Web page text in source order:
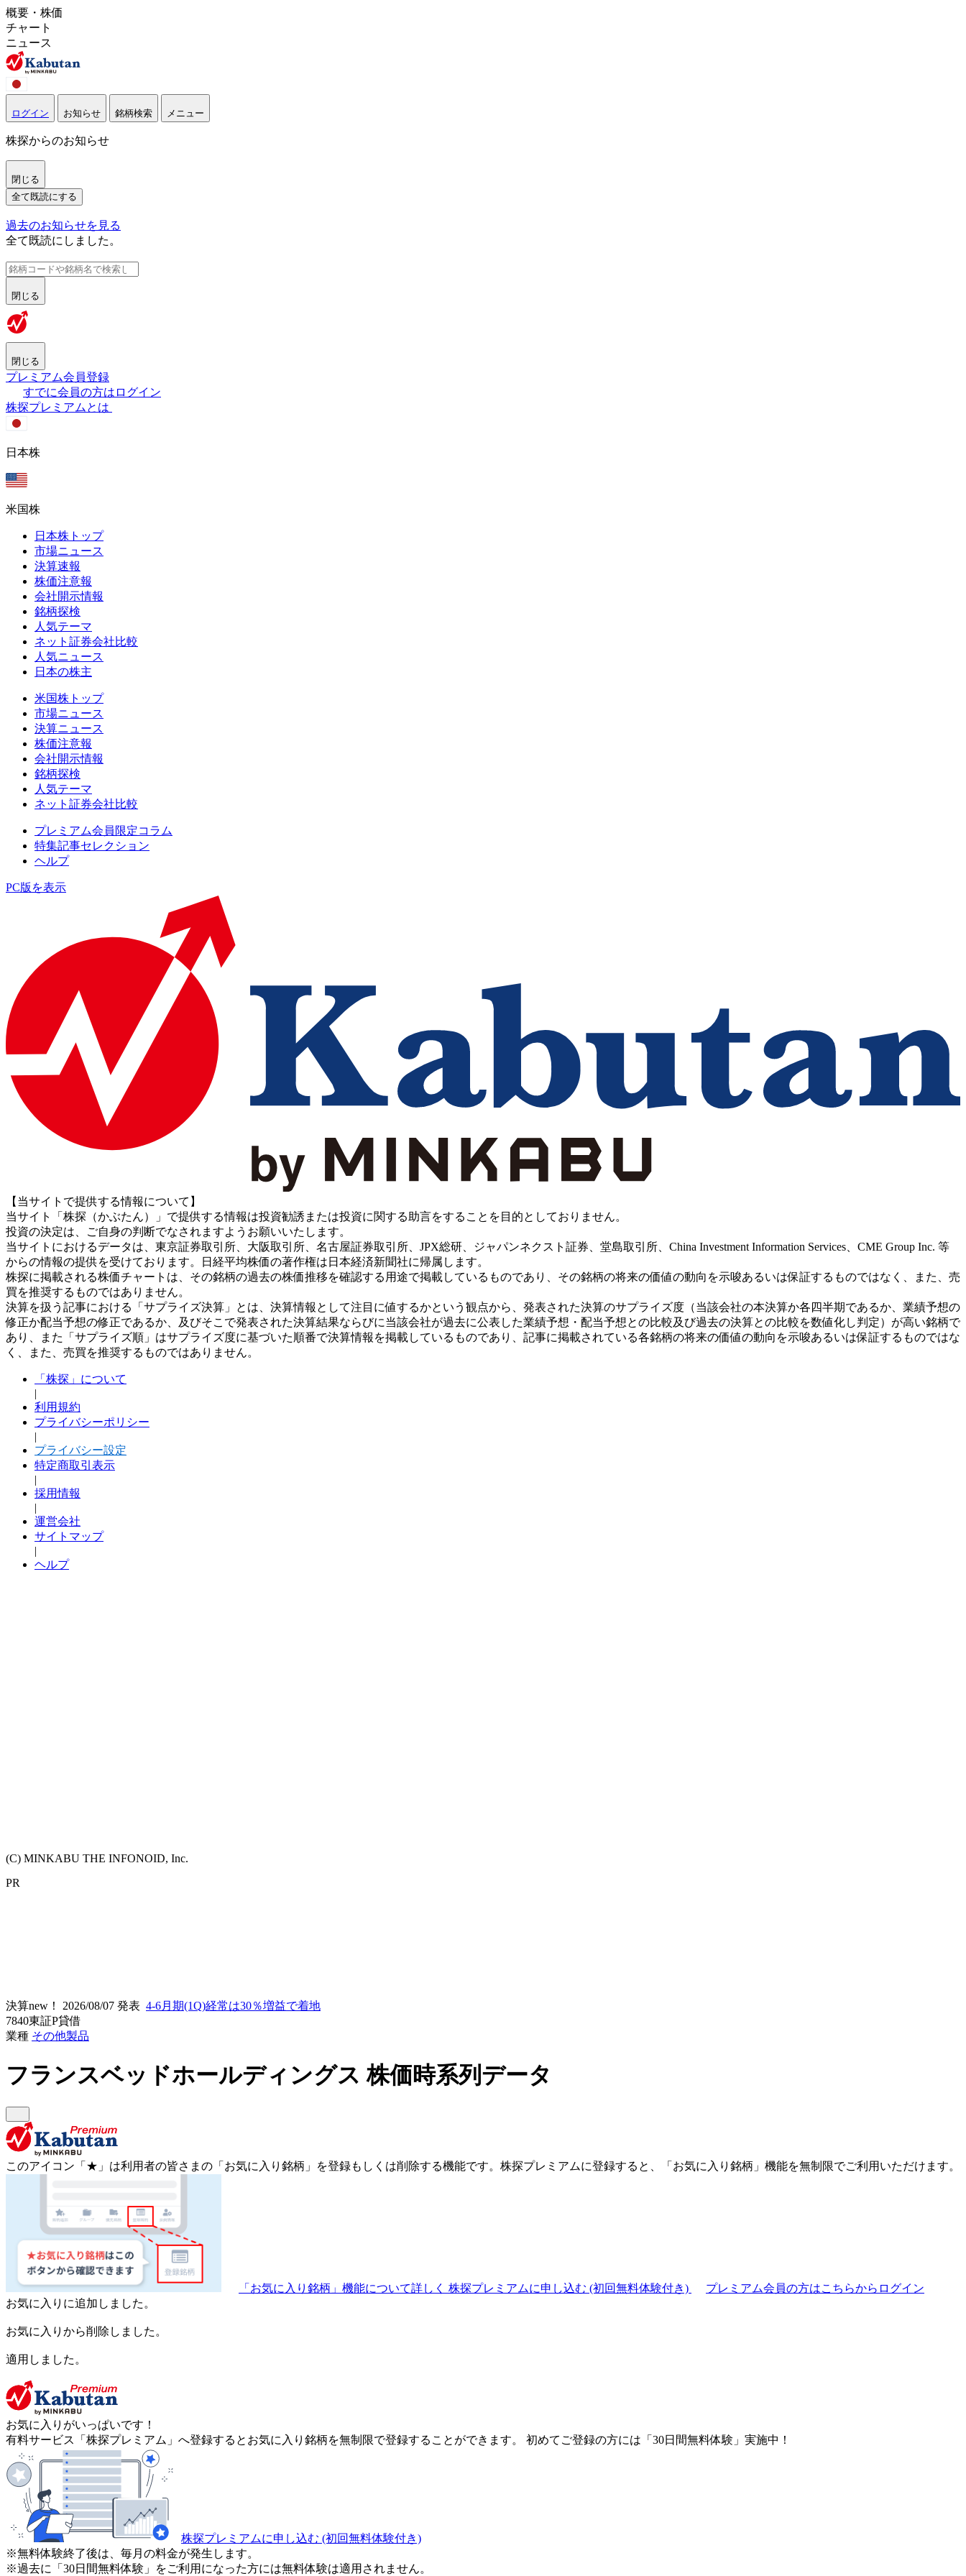
概要・株価
チャート
ニュース
ログイン お知らせ 銘柄検索 メニュー
株探からのお知らせ
閉じる
全て既読にする
過去のお知らせを見る
全て既読にしました。
閉じる
閉じる
プレミアム会員登録
すでに会員の方はログイン
株探プレミアムとは
日本株
米国株
日本株トップ
市場ニュース
決算速報
株価注意報
会社開示情報
銘柄探検
人気テーマ
ネット証券会社比較
人気ニュース
日本の株主
米国株トップ
市場ニュース
決算ニュース
株価注意報
会社開示情報
銘柄探検
人気テーマ
ネット証券会社比較
プレミアム会員限定コラム
特集記事セレクション
ヘルプ
PC版を表示
【当サイトで提供する情報について】
当サイト「株探（かぶたん）」で提供する情報は投資勧誘または投資に関する助言をすることを目的としておりません。
投資の決定は、ご自身の判断でなされますようお願いいたします。
当サイトにおけるデータは、東京証券取引所、大阪取引所、名古屋証券取引所、JPX総研、ジャパンネクスト証券、堂島取引所、China Investment Information Services、CME Group Inc. 等
からの情報の提供を受けております。日経平均株価の著作権は日本経済新聞社に帰属します。
株探に掲載される株価チャートは、その銘柄の過去の株価推移を確認する用途で掲載しているものであり、その銘柄の将来の価値の動向を示唆あるいは保証するものではなく、また、売
買を推奨するものではありません。
決算を扱う記事における「サプライズ決算」とは、決算情報として注目に値するかという観点から、発表された決算のサプライズ度（当該会社の本決算か各四半期であるか、業績予想の
修正か配当予想の修正であるか、及びそこで発表された決算結果ならびに当該会社が過去に公表した業績予想・配当予想との比較及び過去の決算との比較を数値化し判定）が高い銘柄で
あり、また「サプライズ順」はサプライズ度に基づいた順番で決算情報を掲載しているものであり、記事に掲載されている各銘柄の将来の価値の動向を示唆あるいは保証するものではな
く、また、売買を推奨するものではありません。
「株探」について
|
利用規約
プライバシーポリシー
|
プライバシー設定
特定商取引表示
|
採用情報
|
運営会社
サイトマップ
|
ヘルプ
(C) MINKABU THE INFONOID, Inc.
PR
決算new！ 2026/08/07 発表 4-6月期(1Q)経常は30％増益で着地
7840東証P貸借
業種 その他製品
フランスベッドホールディングス株価時系列データ
このアイコン 「★」 は利用者の皆さまの 「お気に入り銘柄」を登録もしくは削除する機能です。 株探プレミアムに登録すると、「お気に入り銘柄」機能を無制限でご利用いただけます。
「お気に入り銘柄」機能について詳しく 株探プレミアムに申し込む (初回無料体験付き)
プレミアム会員の方はこちらからログイン
お気に入りに追加しました。
お気に入りから削除しました。
適用しました。
お気に入りがいっぱいです！
有料サービス「株探プレミアム」へ登録するとお気に入り銘柄を無制限で登録することができます。 初めてご登録の方には「30日間無料体験」実施中！
株探プレミアムに申し込む (初回無料体験付き)
※無料体験終了後は、毎月の料金が発生します。
※過去に「30日間無料体験」をご利用になった方には無料体験は適用されません。